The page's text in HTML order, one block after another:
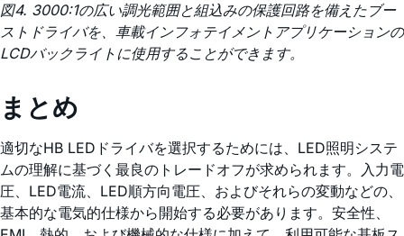
図4. 3000:1の広い調光範囲と組込みの保護回路を備えたブー
ストドライバを、車載インフォテイメントアプリケーションの
LCDバックライトに使用することができます。
まとめ
適切なHB LEDドライバを選択するためには、LED照明システ
ムの理解に基づく最良のトレードオフが求められます。入力電
圧、LED電流、LED順方向電圧、およびそれらの変動などの、
基本的な電気的仕様から開始する必要があります。安全性、